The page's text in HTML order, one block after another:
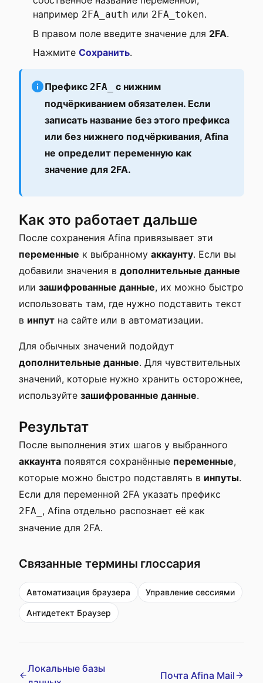
например 2FA_auth или 2FA_token.
В правом поле введите значение для 2FA.
Нажмите Сохранить.
Префикс 2FA_
с нижним
подчёркиванием обязателен. Если
записать название без этого префикса
или без нижнего подчёркивания, Afina
не определит переменную как
значение для 2FA.
Как это работает дальше
После сохранения Afina привязывает эти
переменные к выбранному аккаунту. Если вы
добавили значения в дополнительные данные
или зашифрованные данные, их можно быстро
использовать там, где нужно подставить текст
в инпут на сайте или в автоматизации.
Для обычных значений подойдут
дополнительные данные. Для чувствительных
значений, которые нужно хранить осторожнее,
используйте зашифрованные данные.
Результат
После выполнения этих шагов у выбранного
аккаунта появятся сохранённые переменные,
которые можно быстро подставлять в инпуты.
Если для переменной 2FA указать префикс
2FA_ , Afina отдельно распознает её как
значение для 2FA.
Связанные термины глоссария
Автоматизация браузера Управление сессиями
Антидетект Браузер
Локальные базы
Почта Afina Mail